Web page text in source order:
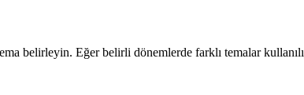
belirleyin. Eğer belirli dönemlerde farklı temalar